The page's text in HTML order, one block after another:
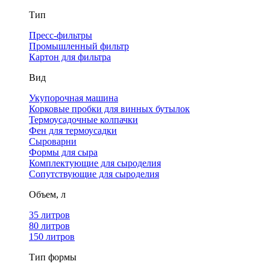
Тип
Пресс-фильтры
Промышленный фильтр
Картон для фильтра
Вид
Укупорочная машина
Корковые пробки для винных бутылок
Термоусадочные колпачки
Фен для термоусадки
Сыроварни
Формы для сыра
Комплектующие для сыроделия
Сопутствующие для сыроделия
Объем, л
35 литров
80 литров
150 литров
Тип формы